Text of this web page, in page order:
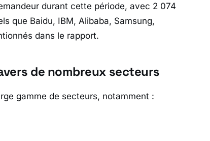
durant cette période, avec 2 074
que Baidu, IBM, Alibaba, Samsung,
dans le rapport.
de nombreux secteurs
gamme de secteurs, notamment :